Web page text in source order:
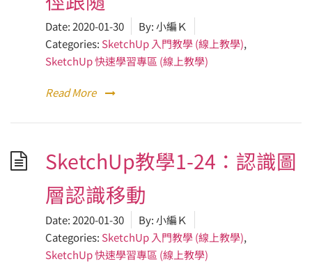
Date:2020-01-30 By:小編Ｋ
Categories: SketchUp 入門教學 (線上教學),
SketchUp 快速學習專區 (線上教學)
Read More
SketchUp教學1-24：認識圖
層認識移動
Date:2020-01-30 By:小編Ｋ
Categories: SketchUp 入門教學 (線上教學),
SketchUp 快速學習專區 (線上教學)